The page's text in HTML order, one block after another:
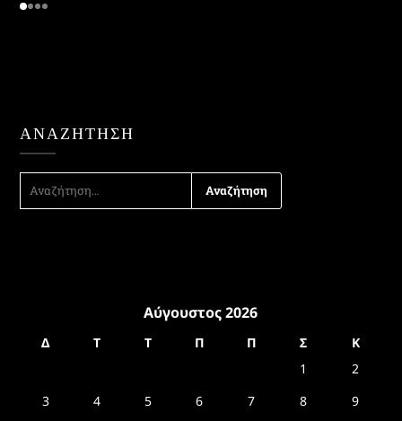
ΑΝΑΖΉΤΗΣΗ
ΑΝΑΖΉΤΗΣΗ
ΓΙΑ:
Αύγουστος 2026
Δ Τ Τ Π Π Σ
Κ
1
2
3
4 5 6 7 8
9